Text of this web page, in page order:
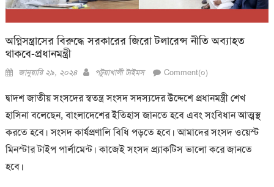
অগ্নিসন্ত্রাসের বিরুদ্ধে সরকারের জিরো টলারেন্স নীতি অব্যাহত
থাকবে-প্রধানমন্ত্রী
Posted
জানুয়ারি ২৯, ২০২৪ Author
পটুয়াখালী টাইমস Comment(০)
দ্বাদশ জাতীয় সংসদের স্বতন্ত্র সংসদ সদস্যদের উদ্দেশে প্রধানমন্ত্রী শেখ
হাসিনা বলেছেন, বাংলাদেশের ইতিহাস জানতে হবে এবং সংবিধান আত্মস্থ
করতে হবে। সংসদ কার্যপ্রণালি বিধি পড়তে হবে। আমাদের সংসদ ওয়েস্ট
মিনস্টার টাইপ পার্লামেন্ট। কাজেই সংসদ প্র্যাকটিস ভালো করে জানতে
হবে।